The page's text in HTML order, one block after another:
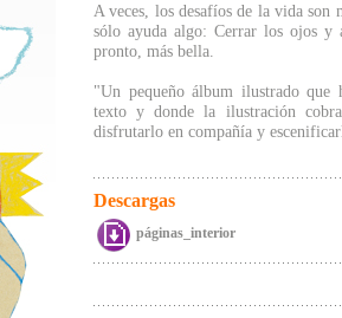
A veces, los desafíos de la vida son
sólo ayuda algo: Cerrar los ojos y
pronto, más bella.
"Un pequeño álbum ilustrado que
texto y donde la ilustración
disfrutarlo en compañía y
Descargas
páginas_interior